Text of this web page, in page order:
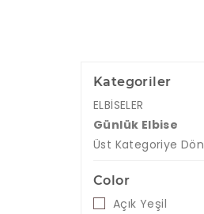
Kategoriler
ELBİSELER
Günlük Elbise
Üst Kategoriye Dön
Color
Açık Yeşil